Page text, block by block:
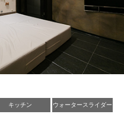
キッチン ウォータースライダー